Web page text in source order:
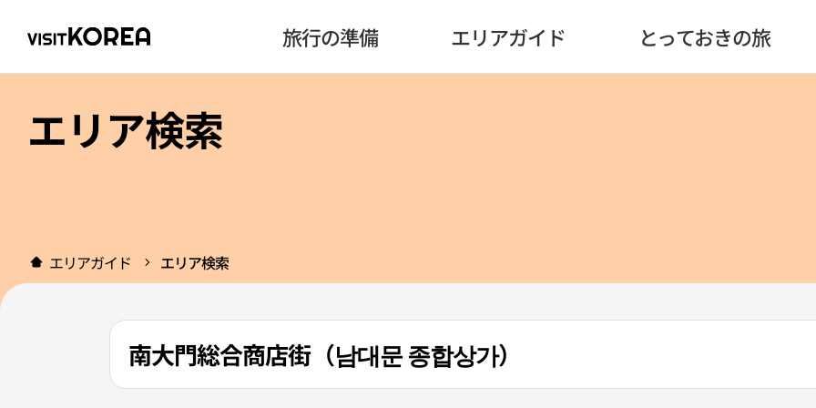
旅行の準備 エリアガイド とっておきの旅
エリア検索
エリアガイド エリア検索
南大門総合商店街（남대문 종합상가）